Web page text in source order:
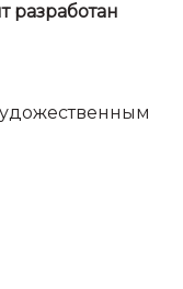
разработан